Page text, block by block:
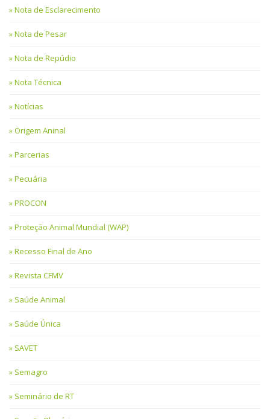
Nota de Esclarecimento
Nota de Pesar
Nota de Repúdio
Nota Técnica
Notícias
Origem Aninal
Parcerias
Pecuária
PROCON
Proteção Animal Mundial (WAP)
Recesso Final de Ano
Revista CFMV
Saúde Animal
Saúde Única
SAVET
Semagro
Seminário de RT